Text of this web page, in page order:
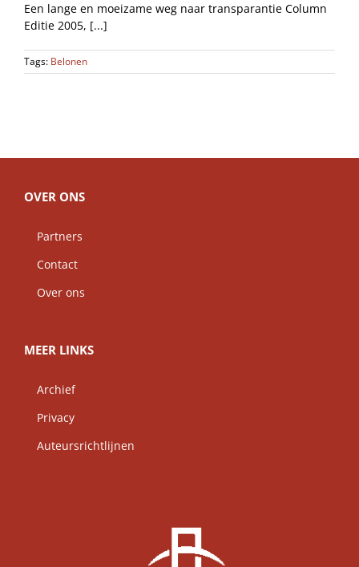
Een lange en moeizame weg naar transparantie Column
Editie 2005, [...]
Tags: Belonen
OVER ONS
Partners
Contact
Over ons
MEER LINKS
Archief
Privacy
Auteursrichtlijnen